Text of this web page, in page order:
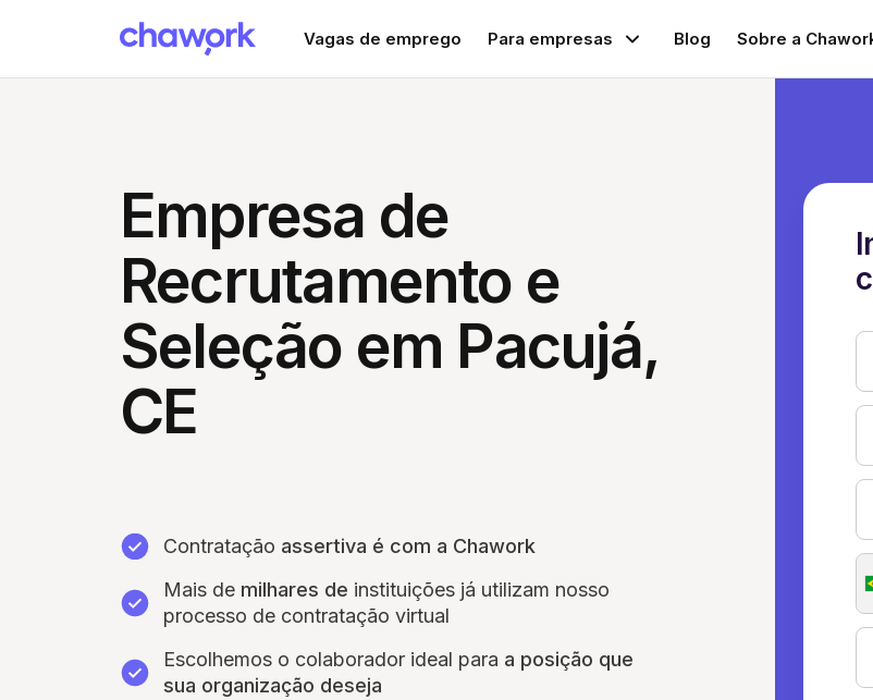
Vagas de emprego Para empresas Blog Sobre a
Empresa de
Recrutamento e
Seleção em Pacujá,
CE
Contratação assertiva é com a Chawork
Mais de milhares de instituições já utilizam nosso
processo de contratação virtual
Escolhemos o colaborador ideal para a posição que
sua organização deseja